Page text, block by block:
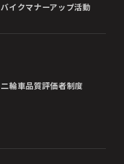
バイクマナーアップ活動
二輪車品質評価者制度